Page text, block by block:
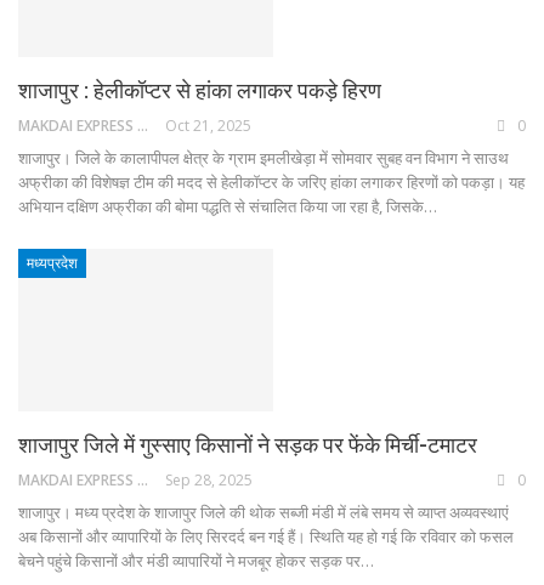
शाजापुर : हेलीकॉप्टर से हांका लगाकर पकड़े हिरण
MAKDAI EXPRESS 24 Oct 21, 2025 0
शाजापुर। जिले के कालापीपल क्षेत्र के ग्राम इमलीखेड़ा में सोमवार सुबह वन विभाग ने साउथ
अफ्रीका की विशेषज्ञ टीम की मदद से हेलीकॉप्टर के जरिए हांका लगाकर हिरणों को पकड़ा। यह
अभियान दक्षिण अफ्रीका की बोमा पद्धति से संचालित किया जा रहा है, जिसके…
मध्यप्रदेश
शाजापुर जिले में गुस्साए किसानों ने सड़क पर फेंके मिर्ची-टमाटर
MAKDAI EXPRESS 24 Sep 28, 2025 0
शाजापुर। मध्य प्रदेश के शाजापुर जिले की थोक सब्जी मंडी में लंबे समय से व्याप्त अव्यवस्थाएं
अब किसानों और व्यापारियों के लिए सिरदर्द बन गई हैं। स्थिति यह हो गई कि रविवार को फसल
बेचने पहुंचे किसानों और मंडी व्यापारियों ने मजबूर होकर सड़क पर…